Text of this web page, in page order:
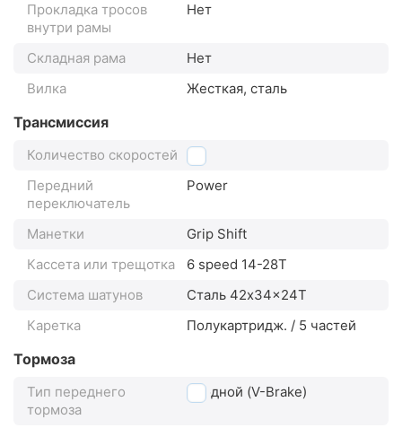
Прокладка тросов
внутри рамы
Нет
Складная рама
Нет
Вилка
Жесткая, сталь
Трансмиссия
Количество скоростей 18
Передний
переключатель
Power
Манетки
Grip Shift
Кассета или трещотка
6 speed 14-28T
Система шатунов
Сталь 42x34x24T
Каретка
Полукартридж. / 5 частей
Тормоза
Тип переднего
тормоза
ободной (V-Brake)